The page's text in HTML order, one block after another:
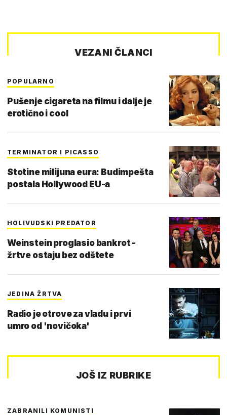
VEZANI ČLANCI
POPULARNO
Pušenje cigareta na filmu i dalje je
erotično i cool
TERMINATOR I PICASSO
Stotine milijuna eura: Budimpešta
postala Hollywood EU-a
HOLIVUDSKI PREDATOR
Weinstein proglasio bankrot -
žrtve ostaju bez odštete
JEDINA ŽRTVA
Radio je otrove za vladu i prvi
umro od 'novičoka'
JOŠ IZ RUBRIKE
ZABRANILI KOMUNISTI